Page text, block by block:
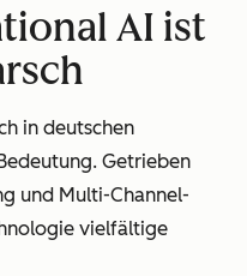
AI ist
in deutschen
Getrieben
und Multi-Channel-
vielfältige